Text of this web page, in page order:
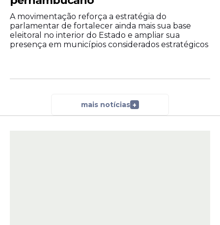
um dos trechos do serviço.
"A governadora Raquel Lyra acabou de sair
daqui, junto com a gente, em um dos
trechos da obra do Canal do Fragoso que a
A movimentação reforça a estratégia do
parlamentar de fortalecer ainda mais sua base
eleitoral no interior do Estado e ampliar sua
presença em municípios considerados estratégicos
mais notícias +